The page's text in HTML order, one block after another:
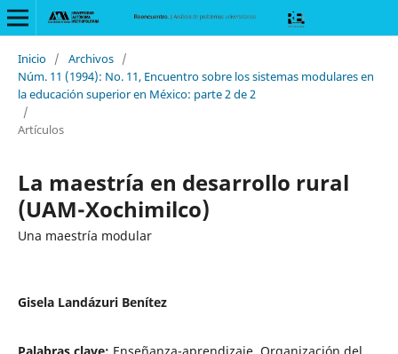
Inicio / Archivos /
Núm. 11 (1994): No. 11, Encuentro sobre los sistemas modulares en
la educación superior en México: parte 2 de 2
/
Artículos
La maestría en desarrollo rural
(UAM-Xochimilco)
Una maestría modular
Gisela Landázuri Benítez